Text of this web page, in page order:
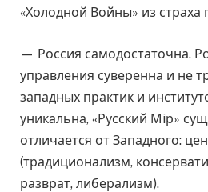
«Холодной Войны» из страха
— Россия самодостаточна.
управления суверенна и не
западных практик и
уникальна, «Русский Мiр»
отличается от Западного:
(традиционализм,
разврат, либерализм).